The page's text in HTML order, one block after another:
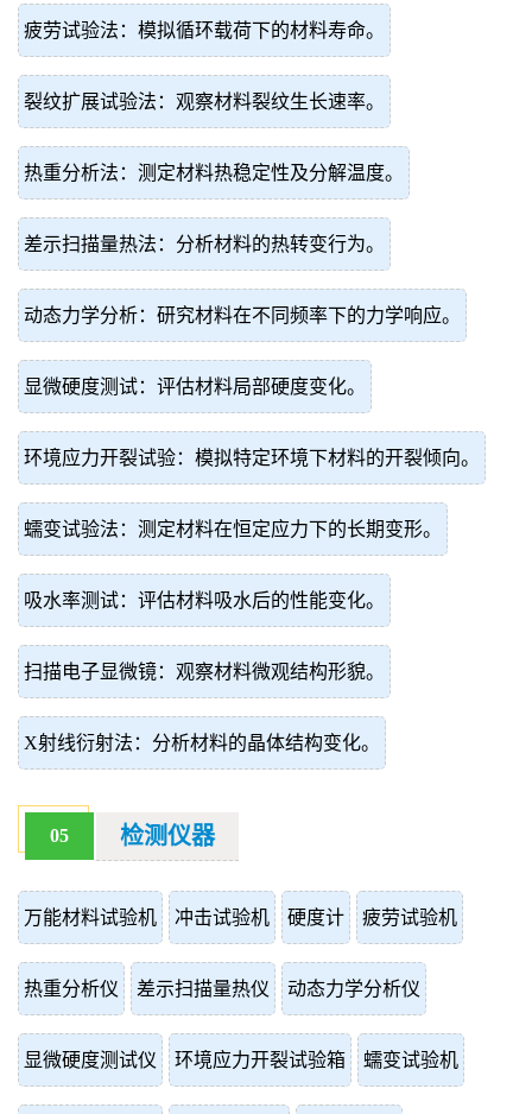
疲劳试验法：模拟循环载荷下的材料寿命。
裂纹扩展试验法：观察材料裂纹生长速率。
热重分析法：测定材料热稳定性及分解温度。
差示扫描量热法：分析材料的热转变行为。
动态力学分析：研究材料在不同频率下的力学响应。
显微硬度测试：评估材料局部硬度变化。
环境应力开裂试验：模拟特定环境下材料的开裂倾向。
蠕变试验法：测定材料在恒定应力下的长期变形。
吸水率测试：评估材料吸水后的性能变化。
扫描电子显微镜：观察材料微观结构形貌。
X射线衍射法：分析材料的晶体结构变化。
05 检测仪器
万能材料试验机 冲击试验机 硬度计 疲劳试验机
热重分析仪 差示扫描量热仪 动态力学分析仪
显微硬度测试仪 环境应力开裂试验箱 蠕变试验机